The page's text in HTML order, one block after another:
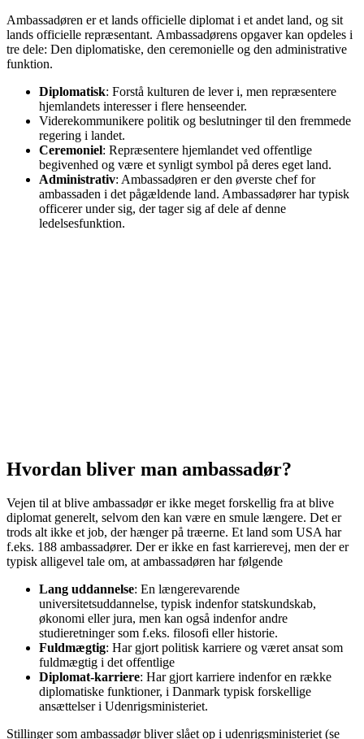
Ambassadøren er et lands officielle diplomat i et andet land, og sit
lands officielle repræsentant. Ambassadørens opgaver kan opdeles i
tre dele: Den diplomatiske, den ceremonielle og den administrative
funktion.
Diplomatisk: Forstå kulturen de lever i, men repræsentere
hjemlandets interesser i flere henseender.
Viderekommunikere politik og beslutninger til den fremmede
regering i landet.
Ceremoniel: Repræsentere hjemlandet ved offentlige
begivenhed og være et synligt symbol på deres eget land.
Administrativ: Ambassadøren er den øverste chef for
ambassaden i det pågældende land. Ambassadører har typisk
officerer under sig, der tager sig af dele af denne
ledelsesfunktion.
Hvordan bliver man ambassadør?
Vejen til at blive ambassadør er ikke meget forskellig fra at blive
diplomat generelt, selvom den kan være en smule længere. Det er
trods alt ikke et job, der hænger på træerne. Et land som USA har
f.eks. 188 ambassadører. Der er ikke en fast karrierevej, men der er
typisk alligevel tale om, at ambassadøren har følgende
Lang uddannelse: En længerevarende
universitetsuddannelse, typisk indenfor statskundskab,
økonomi eller jura, men kan også indenfor andre
studieretninger som f.eks. filosofi eller historie.
Fuldmægtig: Har gjort politisk karriere og været ansat som
fuldmægtig i det offentlige
Diplomat-karriere: Har gjort karriere indenfor en række
diplomatiske funktioner, i Danmark typisk forskellige
ansættelser i Udenrigsministeriet.
Stillinger som ambassadør bliver slået op i udenrigsministeriet (se